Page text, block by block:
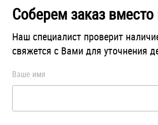
Соберем заказ вместо
Наш специалист проверит
свяжется с Вами для уточнения
Ваше имя